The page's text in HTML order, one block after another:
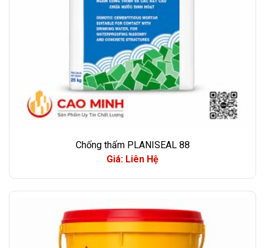
Chống thấm PLANISEAL 88
Giá: Liên Hệ